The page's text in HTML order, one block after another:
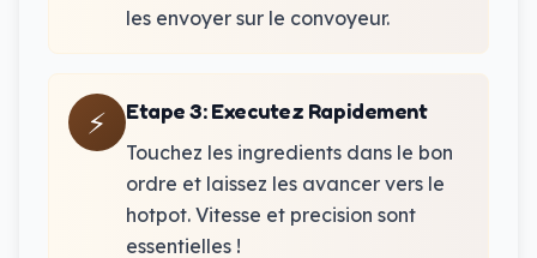
les envoyer sur le convoyeur.
⚡ Etape 3:Executez Rapidement
Touchez les ingredients dans le bon
ordre et laissez les avancer vers le
hotpot. Vitesse et precision sont
essentielles !